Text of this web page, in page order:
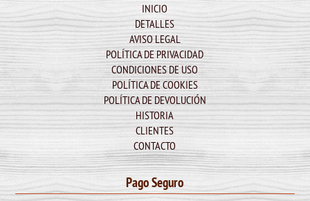
INICIO
DETALLES
AVISO LEGAL
POLÍTICA DE PRIVACIDAD
CONDICIONES DE USO
POLÍTICA DE COOKIES
POLÍTICA DE DEVOLUCIÓN
HISTORIA
CLIENTES
CONTACTO
Pago Seguro